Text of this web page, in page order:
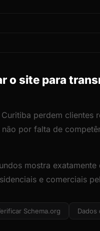
o site para
perdem clientes
por falta de
mostra
e comerciais
Schema.org Dados